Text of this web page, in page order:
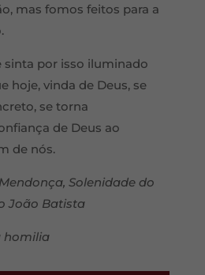
mas fomos feitos para a
sinta por isso iluminado
hoje, vinda de Deus, se
se torna
de Deus ao
de nós.
Solenidade do
João Batista
homilia